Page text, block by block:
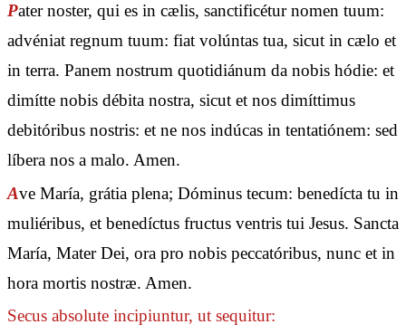
Pater noster, qui es in cælis, sanctificétur nomen tuum:
advéniat regnum tuum: fiat volúntas tua, sicut in cælo et
in terra. Panem nostrum quotidiánum da nobis hódie: et
dimítte nobis débita nostra, sicut et nos dimíttimus
debitóribus nostris: et ne nos indúcas in tentatiónem: sed
líbera nos a malo. Amen.
Ave María, grátia plena; Dóminus tecum: benedícta tu in
muliéribus, et benedíctus fructus ventris tui Jesus. Sancta
María, Mater Dei, ora pro nobis peccatóribus, nunc et in
hora mortis nostræ. Amen.
Secus absolute incipiuntur, ut sequitur: